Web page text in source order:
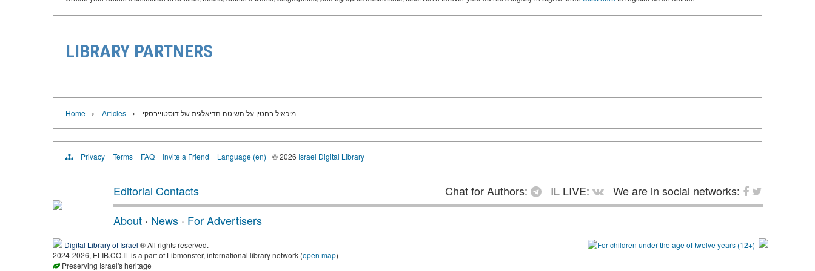
LIBRARY PARTNERS
Home › Articles › מיכאיל בחטין על השיטה הדיאלגית של דוסטוייבסקי
Privacy Terms FAQ Invite a Friend Language (en) © 2026 Israel Digital Library
Editorial Contacts Chat for Authors: IL LIVE:
We are in social networks:
About · News · For Advertisers
Digital Library of Israel ® All rights reserved.
2024-2026, ELIB.CO.IL is a part of Libmonster, international library network (open map)
Preserving Israel's heritage